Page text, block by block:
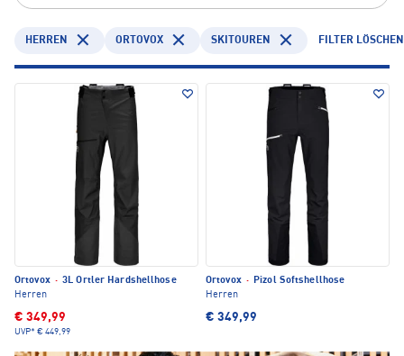
HERREN ORTOVOX SKITOUREN FILTER LÖSCHEN
Ortovox · 3L Ortler Hardshellhose
Herren
€ 349,99
UVP* € 449,99
Ortovox ·
Pizol Softshellhose
Herren
€ 349,99